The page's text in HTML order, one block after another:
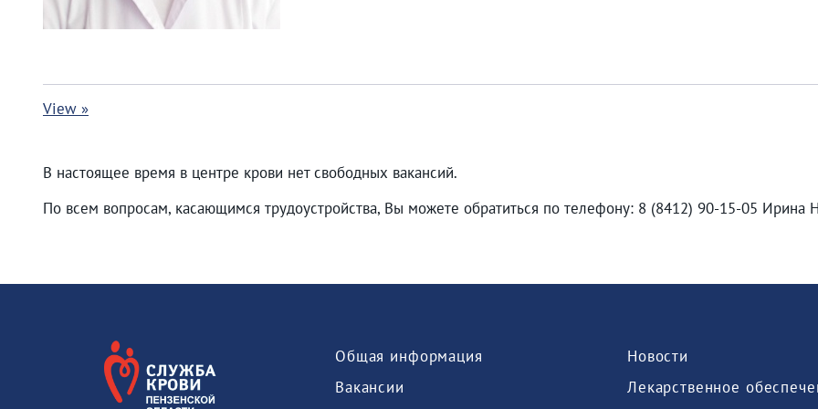
View »
В настоящее время в центре крови нет свободных вакансий.
По всем вопросам, касающимся трудоустройства, Вы можете обратиться по телефону: 8 (8412) 90-15-05 Ирина
Общая информация
Вакансии
Новости
Лекарственное